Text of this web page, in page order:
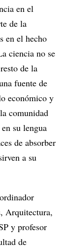
en el
de la
en el hecho
ciencia no se
de la
fuente de
económico y
comunidad
su lengua
de absorber
a su
Arquitectura,
y profesor
de